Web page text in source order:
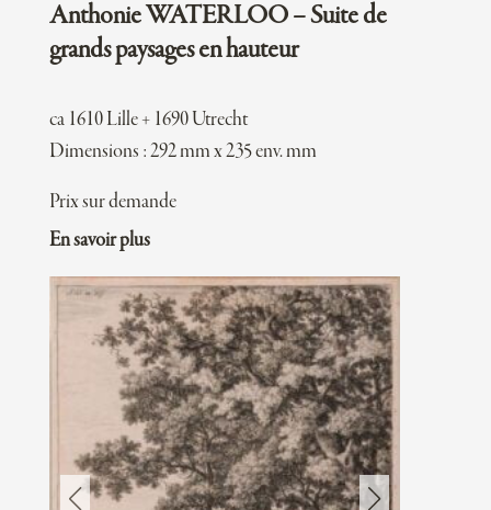
Anthonie WATERLOO – Suite de
grands paysages en hauteur
ca 1610 Lille + 1690 Utrecht
Dimensions : 292 mm x 235 env. mm
Prix sur demande
En savoir plus